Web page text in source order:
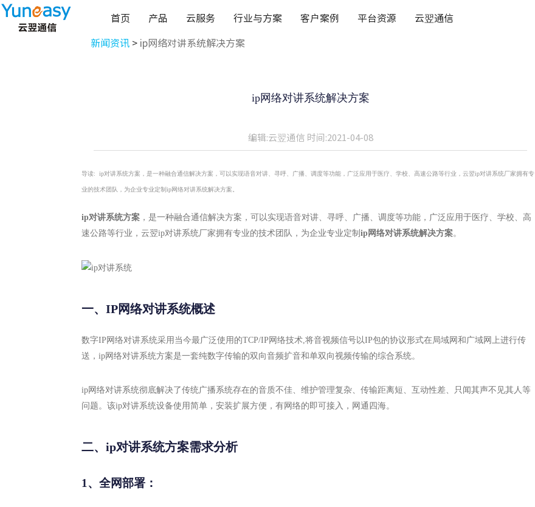
首页 产品 云服务 行业与方案 客户案例 平台资源 云翌通信
新闻资讯 > ip网络对讲系统解决方案
ip网络对讲系统解决方案
编辑:云翌通信 时间:2021-04-08
导读: ip对讲系统方案，是一种融合通信解决方案，可以实现语音对讲、寻呼、广播、调度等功能，广泛应用于医疗、学校、高速公路等行业，云翌ip对讲系统厂家拥有专
业的技术团队，为企业专业定制ip网络对讲系统解决方案。
ip对讲系统方案 ，是一种融合通信解决方案，可以实现语音对讲、寻呼、广播、调度等功能，广泛应用于医疗、学校、高
速公路等行业，云翌ip对讲系统厂家拥有专业的技术团队，为企业专业定制ip网络对讲系统解决方案。
一、IP网络对讲系统概述
数字IP网络对讲系统采用当今最广泛使用的TCP/IP网络技术,将音视频信号以IP包的协议形式在局域网和广域网上进行传
送，ip网络对讲系统方案是一套纯数字传输的双向音频扩音和单双向视频传输的综合系统。
ip网络对讲系统彻底解决了传统广播系统存在的音质不佳、维护管理复杂、传输距离短、互动性差、只闻其声不见其人等
问题。该ip对讲系统设备使用简单，安装扩展方便，有网络的即可接入，网通四海。
二、ip对讲系统方案需求分析
1、全网部署：